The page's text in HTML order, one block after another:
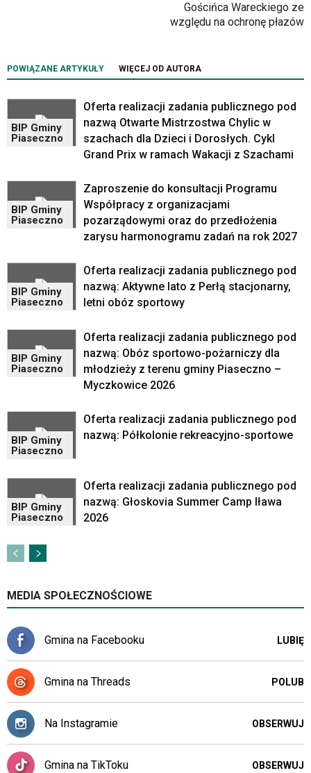
Na
się
znajdować
portalu
mapy
Google
Maps
osadzane
ramek.
Elementy
są
pomocą
klawiszy
odpowiadających
mogą
wyposażone
w
dedykowane
skróty
klawiaturowe
przyjęte
dla
danej
platformy.
Gościńca Wareckiego ze
względu na ochronę płazów
POWIĄZANE ARTYKUŁY WIĘCEJ OD AUTORA
BIP Gminy
Piaseczno
Oferta realizacji zadania publicznego pod
nazwą Otwarte Mistrzostwa Chylic w
szachach dla Dzieci i Dorosłych. Cykl
Grand Prix w ramach Wakacji z Szachami
BIP Gminy
Piaseczno
Zaproszenie do konsultacji Programu
Współpracy z organizacjami
pozarządowymi oraz do przedłożenia
zarysu harmonogramu zadań na rok 2027
BIP Gminy
Piaseczno
Oferta realizacji zadania publicznego pod
nazwą: Aktywne lato z Perłą stacjonarny,
letni obóz sportowy
BIP Gminy
Piaseczno
Oferta realizacji zadania publicznego pod
nazwą: Obóz sportowo-pożarniczy dla
młodzieży z terenu gminy Piaseczno –
Myczkowice 2026
BIP Gminy
Piaseczno
Oferta realizacji zadania publicznego pod
nazwą: Półkolonie rekreacyjno-sportowe
BIP Gminy
Piaseczno
Oferta realizacji zadania publicznego pod
nazwą: Głoskovia Summer Camp Iława
2026
MEDIA SPOŁECZNOŚCIOWE
Gmina na Facebooku LUBIĘ
Gmina na Threads POLUB
Na Instagramie OBSERWUJ
Gmina na TikToku OBSERWUJ